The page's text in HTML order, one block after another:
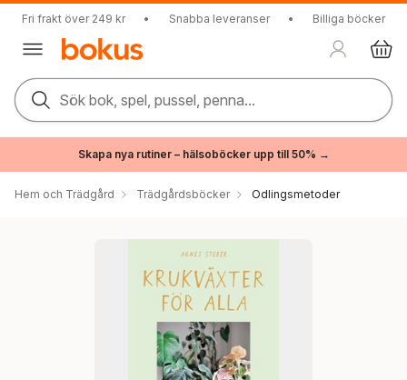
Fri frakt över 249 kr • Snabba leveranser • Billiga böcker
Sök bok, spel, pussel, penna...
Skapa nya rutiner – hälsoböcker upp till 50% →
Hem och Trädgård Trädgårdsböcker Odlingsmetoder